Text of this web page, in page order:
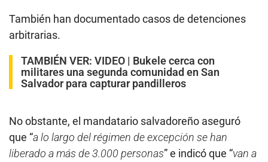
También han documentado casos de detenciones
arbitrarias.
TAMBIÉN VER: VIDEO | Bukele cerca con
militares una segunda comunidad en San
Salvador para capturar pandilleros
No obstante, el mandatario salvadoreño aseguró
que “a lo largo del régimen de excepción se han
liberado a más de 3.000 personas” e indicó que “van a